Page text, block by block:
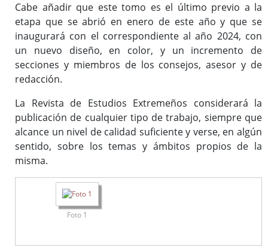
Cabe añadir que este tomo es el último previo a la
etapa que se abrió en enero de este año y que se
inaugurará con el correspondiente al año 2024, con
un nuevo diseño, en color, y un incremento de
secciones y miembros de los consejos, asesor y de
redacción.
La Revista de Estudios Extremeños considerará la
publicación de cualquier tipo de trabajo, siempre que
alcance un nivel de calidad suficiente y verse, en algún
sentido, sobre los temas y ámbitos propios de la
misma.
Foto 1